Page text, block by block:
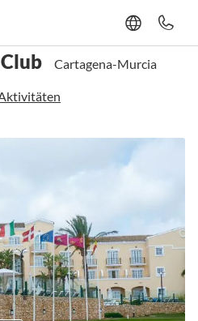
Cartagena-Murcia